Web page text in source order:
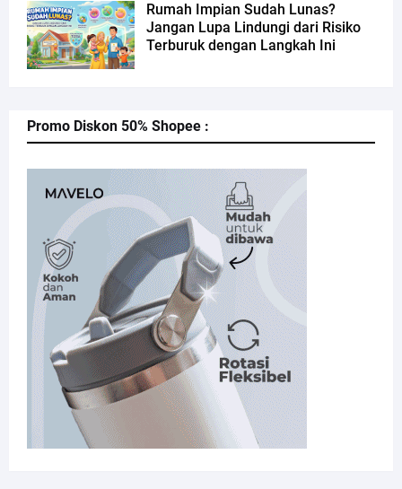
Rumah Impian Sudah Lunas?
Jangan Lupa Lindungi dari Risiko
Terburuk dengan Langkah Ini
Promo Diskon 50% Shopee :